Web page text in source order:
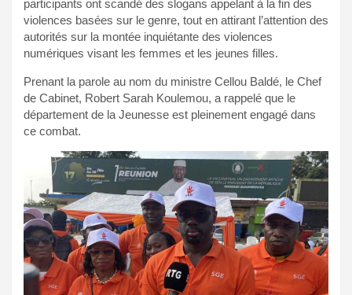
participants ont scandé des slogans appelant à la fin des
violences basées sur le genre, tout en attirant l’attention des
autorités sur la montée inquiétante des violences
numériques visant les femmes et les jeunes filles.
Prenant la parole au nom du ministre Cellou Baldé, le Chef
de Cabinet, Robert Sarah Koulemou, a rappelé que le
département de la Jeunesse est pleinement engagé dans
ce combat.